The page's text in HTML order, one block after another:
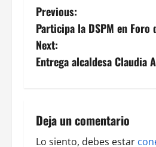
P
o
s
n
a
Previous:
Participa la DSPM en
Next:
Entrega alcaldesa Claudia
Deja un comentario
Lo siento, debes estar